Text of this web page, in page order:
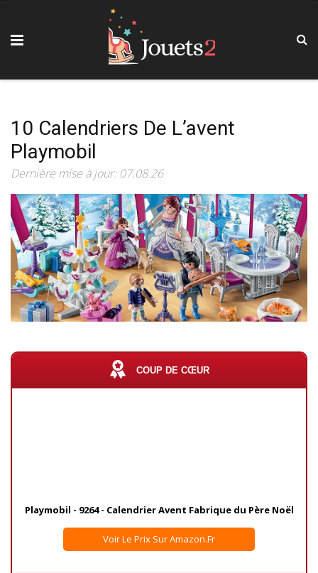
10 Calendriers De L’avent
Playmobil
Dernière mise à jour: 07.08.26
COUP DE CŒUR
Playmobil - 9264 - Calendrier Avent Fabrique du Père Noël
Voir Le Prix Sur Amazon.fr